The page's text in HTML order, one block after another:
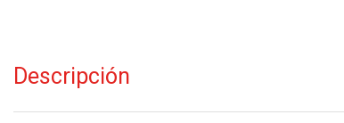
Descripción